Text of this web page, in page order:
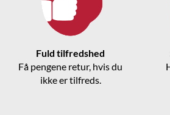
Fuld tilfredshed
Få pengene retur, hvis du
ikke er tilfreds.